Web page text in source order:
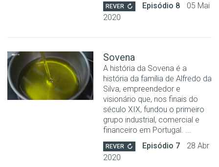
REVER Episódio 8
05 Mai
2020
Sovena
A história da Sovena é a
história da família de Alfredo da
Silva, empreendedor e
visionário que, nos finais do
século XIX, fundou o primeiro
grupo industrial, comercial e
financeiro em Portugal. ...
REVER Episódio 7
28 Abr
2020